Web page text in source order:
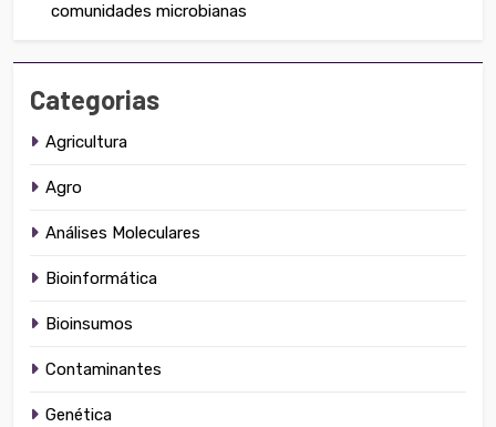
comunidades microbianas
Categorias
Agricultura
Agro
Análises Moleculares
Bioinformática
Bioinsumos
Contaminantes
Genética